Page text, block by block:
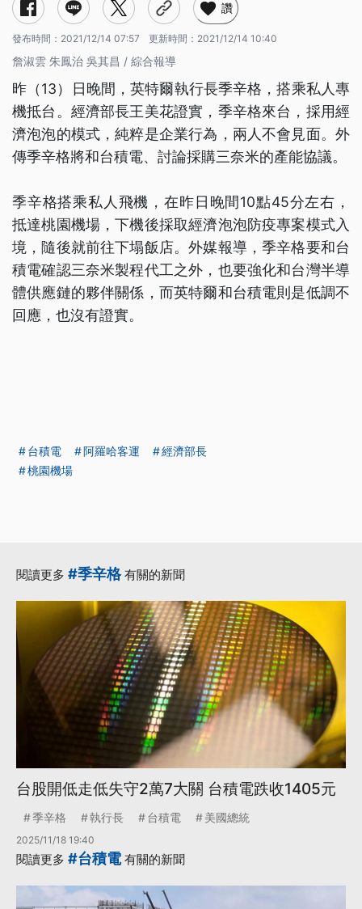
讚
發布時間： 2021/12/14 07:57 更新時間： 2021/12/14 10:40
詹淑雲 朱鳳治 吳其昌 / 綜合報導
昨（13）日晚間，英特爾執行長季辛格，搭乘私人專
機抵台。經濟部長王美花證實，季辛格來台，採用經
濟泡泡的模式，純粹是企業行為，兩人不會見面。外
傳季辛格將和台積電、討論採購三奈米的產能協議。
季辛格搭乘私人飛機，在昨日晚間10點45分左右，
抵達桃園機場，下機後採取經濟泡泡防疫專案模式入
境，隨後就前往下塌飯店。外媒報導，季辛格要和台
積電確認三奈米製程代工之外，也要強化和台灣半導
體供應鏈的夥伴關係，而英特爾和台積電則是低調不
回應，也沒有證實。
台積電 阿羅哈客運
經濟部長
桃園機場
閱讀更多 #季辛格有關的新聞
台股開低走低失守2萬7大關 台積電跌收1405元
季辛格 執行長 台積電 美國總統
2025/11/18 19:40
閱讀更多 #台積電有關的新聞